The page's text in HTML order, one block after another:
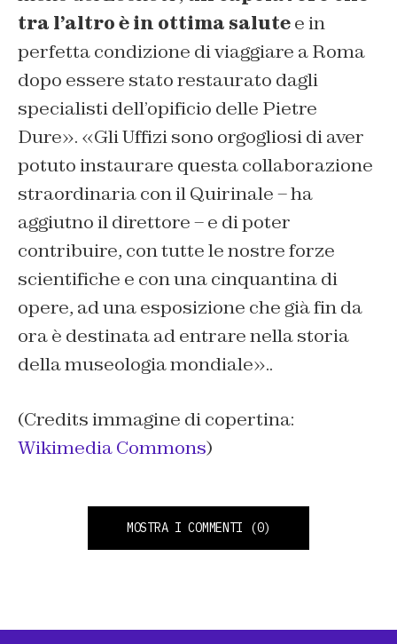
tra l’altro è in ottima salutee in
perfetta condizione di viaggiare a Roma
dopo essere stato restaurato dagli
specialisti dell’opificio delle Pietre
Dure». «Gli Uffizi sono orgogliosi di aver
potuto instaurare questa collaborazione
straordinaria con il Quirinale – ha
aggiutno il direttore – e di poter
contribuire, con tutte le nostre forze
scientifiche e con una cinquantina di
opere, ad una esposizione che già fin da
ora è destinata ad entrare nella storia
della museologia mondiale»..
(Credits immagine di copertina:
Wikimedia Commons)
MOSTRA I COMMENTI (0)